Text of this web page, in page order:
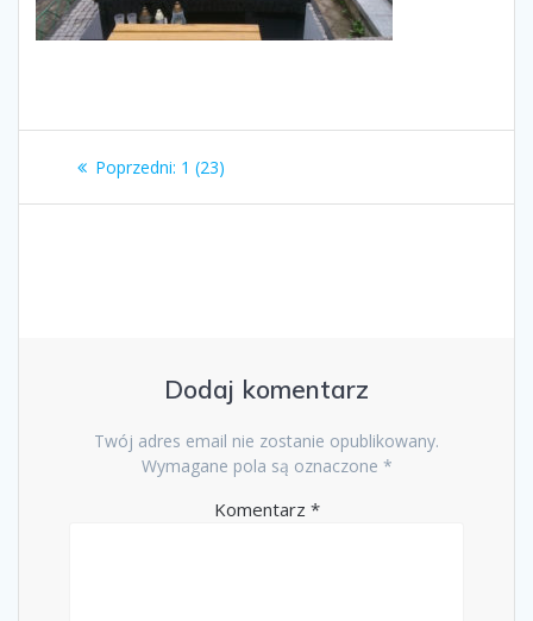
Nawigacja
wpisu
Poprzedni: Poprzedni
1 (23)
Dodaj komentarz
Twój adres email nie zostanie opublikowany.
Wymagane pola są oznaczone *
Komentarz *